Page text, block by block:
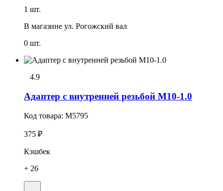
1 шт.
В магазине ул. Рогожский вал
0 шт.
4.9
Адаптер с внутренней резьбой М10-1.0
Код товара: M5795
375 ₽
Кэшбек
+ 26